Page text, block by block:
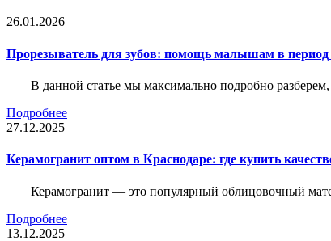
26.01.2026
Прорезыватель для зубов: помощь малышам в период
В данной статье мы максимально подробно
Подробнее
27.12.2025
Керамогранит оптом в Краснодаре: где купить
Керамогранит — это популярный облицовочный
Подробнее
13.12.2025